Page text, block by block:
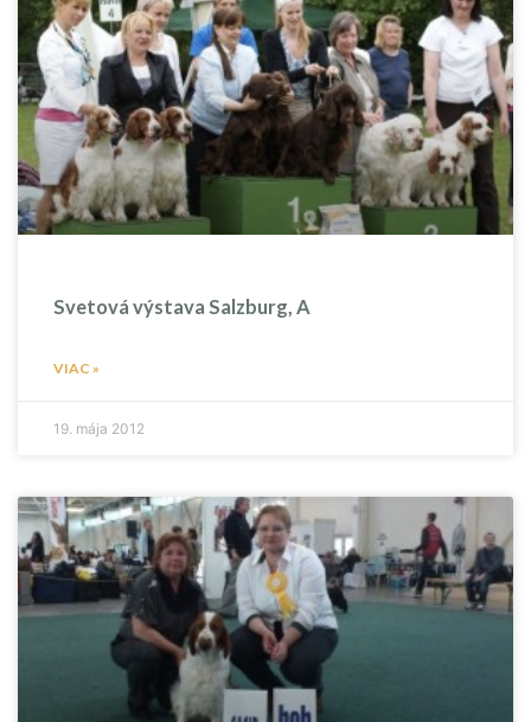
Svetová výstava Salzburg, A
VIAC »
19. mája 2012